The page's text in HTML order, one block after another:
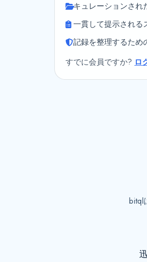
キュレーションされ
一貫して提示される
記録を整理するため
すでに会員ですか? ロ
bitql